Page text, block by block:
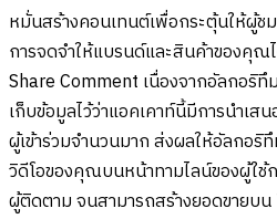
หมั่นสร้างคอนเทนต์เพื่อกระตุ้นให้ผู้ช
การจดจำให้แบรนด์และสินค้าของคุณ
Share Comment เนื่องจากอัลกอริ
เก็บข้อมูลไว้ว่าแอคเคาท์นี้มีการนำเส
ผู้เข้าร่วมจำนวนมาก ส่งผลให้อัลกอริ
วิดีโอของคุณบนหน้าทามไลน์ของผู้ใ
ผู้ติดตาม จนสามารถสร้างยอดขายบน